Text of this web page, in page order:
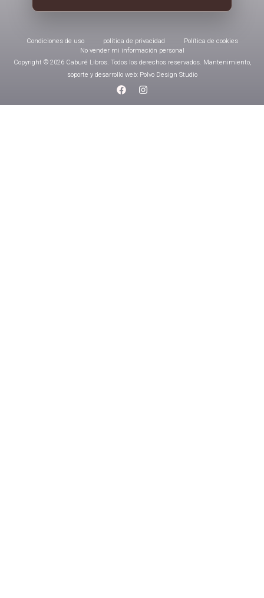
Condiciones de uso política de privacidad
Política de cookies
No vender mi información personal
Copyright © 2026 Caburé Libros. Todos los derechos reservados. Mantenimiento,
soporte y desarrollo web: Polvo Design Studio